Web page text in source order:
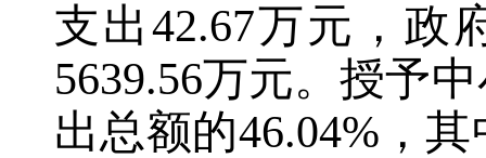
支出42.67万元，政
5639.56万元。授予
出总额的46.04%，